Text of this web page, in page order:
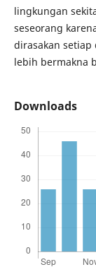
lingkungan
seseorang
dirasakan
lebih bermakna
Downloads